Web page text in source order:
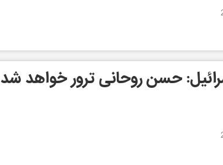
حسن روحانی ترور خواهد شد